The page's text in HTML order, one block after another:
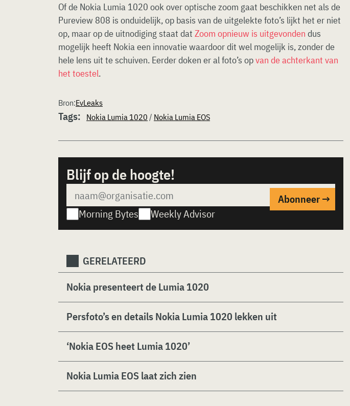
Of de Nokia Lumia 1020 ook over optische zoom gaat beschikken net als de
Pureview 808 is onduidelijk, op basis van de uitgelekte foto’s lijkt het er niet
op, maar op de uitnodiging staat dat Zoom opnieuw is uitgevonden dus
mogelijk heeft Nokia een innovatie waardoor dit wel mogelijk is, zonder de
hele lens uit te schuiven. Eerder doken er al foto’s opvan de achterkant van
het toestel.
Bron:EvLeaks
Tags: Nokia Lumia 1020 / Nokia Lumia EOS
Blijf op de hoogte!
Morning Bytes Weekly Advisor
GERELATEERD
Nokia presenteert de Lumia 1020
Persfoto’s en details Nokia Lumia 1020 lekken uit
‘Nokia EOS heet Lumia 1020’
Nokia Lumia EOS laat zich zien